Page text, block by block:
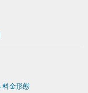
料金形態